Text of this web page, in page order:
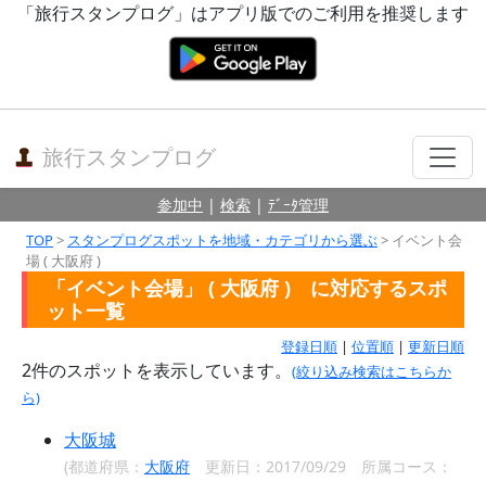
「旅行スタンプログ」はアプリ版でのご利用を推奨します
旅行スタンプログ
参加中 | 検索 | ﾃﾞｰﾀ管理
TOP> スタンプログスポットを地域・カテゴリから選ぶ> イベント会
場 ( 大阪府 )
「イベント会場」 ( 大阪府 ) に対応するスポ
ット一覧
登録日順 | 位置順 | 更新日順
2件のスポットを表示しています。
(絞り込み検索はこちらか
ら)
大阪城
(都道府県： 大阪府 更新日：2017/09/29 所属コース：